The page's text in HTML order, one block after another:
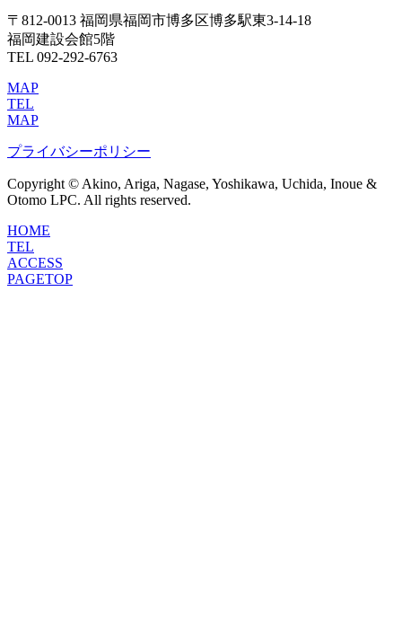
〒812-0013 福岡県福岡市博多区博多駅東3-14-18
福岡建設会館5階
TEL 092-292-6763
MAP
TEL
MAP
プライバシーポリシー
Copyright © Akino, Ariga, Nagase, Yoshikawa, Uchida, Inoue &
Otomo LPC. All rights reserved.
HOME
TEL
ACCESS
PAGETOP